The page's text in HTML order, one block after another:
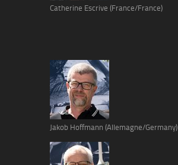
Catherine Escrive (France/France)
Jakob Hoffmann (Allemagne/Germany)